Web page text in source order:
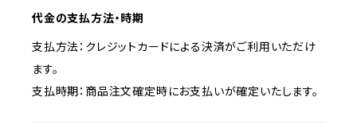
代金の支払方法・時期
支払方法：クレジットカードによる決済がご利用いただけ
ます。
支払時期：商品注文確定時にお支払いが確定いたします。